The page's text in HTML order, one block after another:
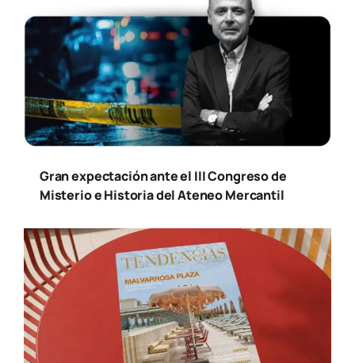
Gran expectación ante el III Congreso de
Misterio e Historia del Ateneo Mercantil